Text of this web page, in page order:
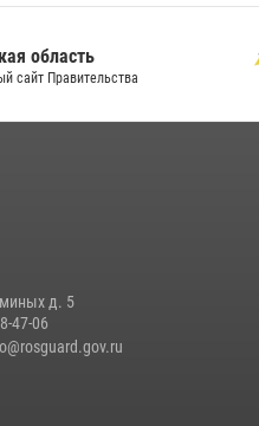
область
сайт Правительства
д. 5
47-06